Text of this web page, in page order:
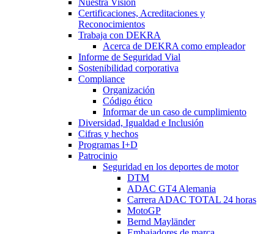
Nuestra Visión
Certificaciones, Acreditaciones y
Reconocimientos
Trabaja con DEKRA
Acerca de DEKRA como empleador
Informe de Seguridad Vial
Sostenibilidad corporativa
Compliance
Organización
Código ético
Informar de un caso de cumplimiento
Diversidad, Igualdad e Inclusión
Cifras y hechos
Programas I+D
Patrocinio
Seguridad en los deportes de motor
DTM
ADAC GT4 Alemania
Carrera ADAC TOTAL 24 horas
MotoGP
Bernd Mayländer